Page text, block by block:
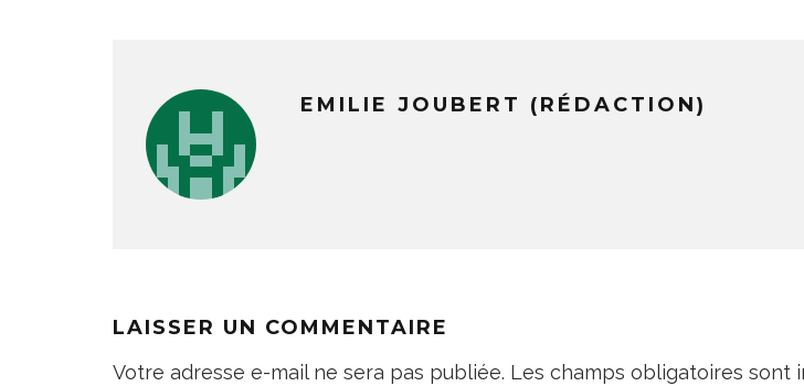
EMILIE JOUBERT (RÉDACTION)
LAISSER UN COMMENTAIRE
Votre adresse e-mail ne sera pas publiée. Les champs obligatoires sont